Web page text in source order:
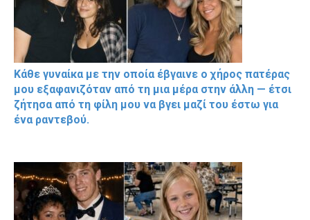
Κάθε γυναίκα με την οποία έβγαινε ο χήρος πατέρας
μου εξαφανιζόταν από τη μια μέρα στην άλλη — έτσι
ζήτησα από τη φίλη μου να βγει μαζί του έστω για
ένα ραντεβού.